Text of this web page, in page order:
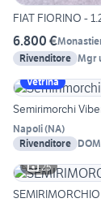
FIAT FIORINO -
6.800 €
Rivenditore Mgr
Vetrina
Semirimorchi
Napoli(NA)
Rivenditore
25